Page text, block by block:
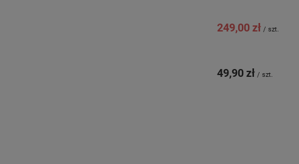
249,00 zł / szt.
49,90 zł / szt.